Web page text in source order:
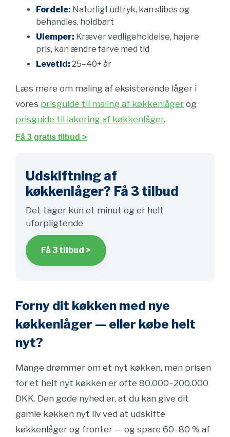
Fordele: Naturligt udtryk, kan slibes og
behandles, holdbart
Ulemper: Kræver vedligeholdelse, højere
pris, kan ændre farve med tid
Levetid: 25–40+ år
Læs mere om maling af eksisterende låger i
vores prisguide til maling af køkkenlåger og
prisguide til lakering af køkkenlåger.
Få 3 gratis tilbud >
Udskiftning af
køkkenlåger? Få 3 tilbud
Det tager kun et minut og er helt
uforpligtende
Få 3 tilbud >
Forny dit køkken med nye
køkkenlåger — eller købe helt
nyt?
Mange drømmer om et nyt køkken, men prisen
for et helt nyt køkken er ofte 80.000–200.000
DKK. Den gode nyhed er, at du kan give dit
gamle køkken nyt liv ved at udskifte
køkkenlåger og fronter — og spare 60–80 % af